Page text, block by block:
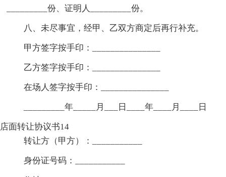
_________份、证明人_________份。
八、未尽事宜，经甲、乙双方商定后再行补充。
甲方签字按手印：_______________
乙方签字按手印：_______________
在场人签字按手印：_______________
_________年_____月___日____年____月____日
店面转让协议书14
转让方（甲方）：___________
身份证号码：___________